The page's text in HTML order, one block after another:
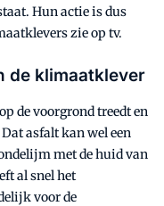
Hun actie is dus
zie op tv.
de klimaatklever
de voorgrond treedt en
asfalt kan wel een
met de huid van
al snel het
voor de